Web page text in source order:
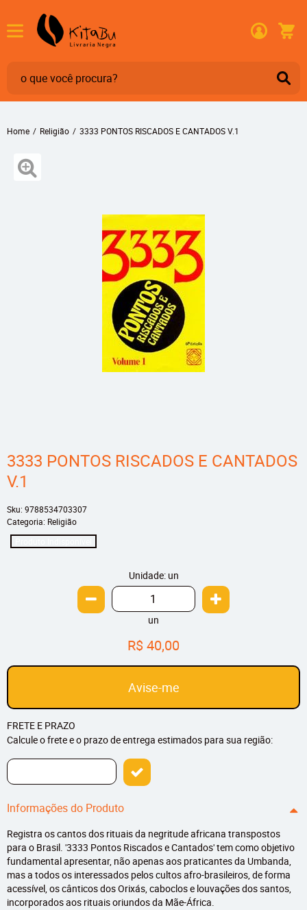
Home Religião 3333 PONTOS RISCADOS E CANTADOS V.1
3333 PONTOS RISCADOS E CANTADOS
V.1
Sku: 9788534703307
Categoria: Religião
Unidade: un
un
R$ 40,00
Avise-me
FRETE E PRAZO
Calcule o frete e o prazo de entrega estimados para sua região:
Informações do Produto
Registra os cantos dos rituais da negritude africana transpostos
para o Brasil. '3333 Pontos Riscados e Cantados' tem como objetivo
fundamental apresentar, não apenas aos praticantes da Umbanda,
mas a todos os interessados pelos cultos afro-brasileiros, de forma
acessível, os cânticos dos Orixás, caboclos e louvações dos santos,
incorporados aos rituais oriundos da Mãe-África.